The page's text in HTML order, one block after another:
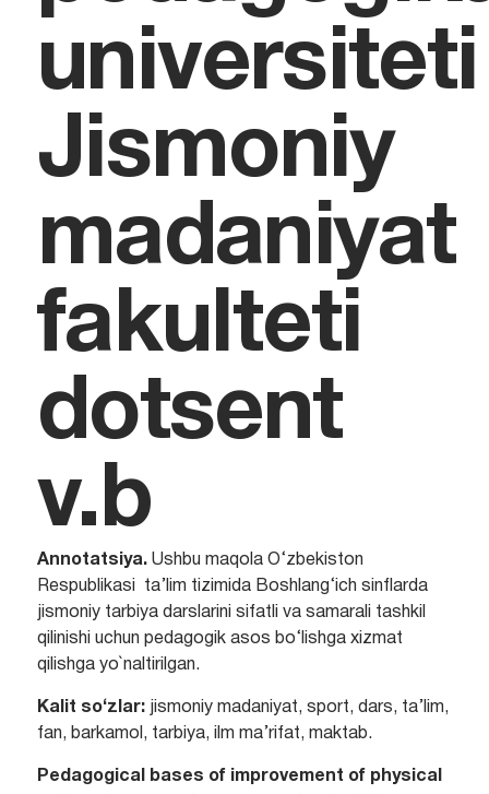
universiteti
Jismoniy
madaniyat
fakulteti
dotsent
v.b
Annotatsiya. Ushbu maqola O‘zbekiston
Respublikasi ta’lim tizimida Boshlang‘ich sinflarda
jismoniy tarbiya darslarini sifatli va samarali tashkil
qilinishi uchun pedagogik asos bo‘lishga xizmat
qilishga yo`naltirilgan.
Kalit so‘zlar:
jismoniy madaniyat, sport, dars, ta’lim,
fan, barkamol, tarbiya, ilm ma’rifat, maktab.
Pedagogical bases of improvement of physical